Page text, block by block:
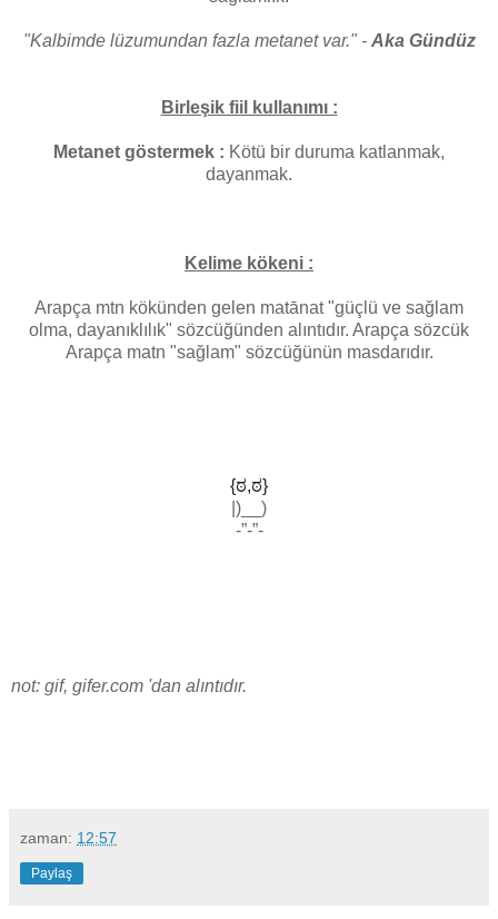
"Kalbimde lüzumundan fazla metanet var." - Aka Gündüz
Birleşik fiil kullanımı :
Metanet göstermek : Kötü bir duruma katlanmak,
dayanmak.
Kelime kökeni :
Arapça mtn kökünden gelen matānat "güçlü ve sağlam
olma, dayanıklılık" sözcüğünden alıntıdır. Arapça sözcük
Arapça matn "sağlam" sözcüğünün masdarıdır.
{ಠ,ಠ}
|)__)
-”-”-
not: gif, gifer.com 'dan alıntıdır.
zaman: 12:57
Paylaş